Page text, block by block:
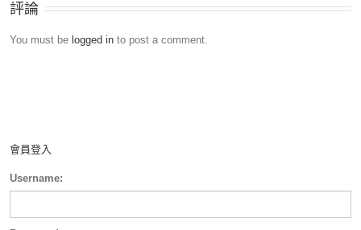
評論
You must be logged in to post a comment.
會員登入
Username: